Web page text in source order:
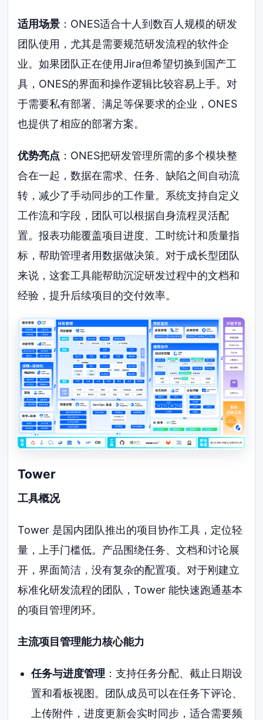
适用场景 ：ONES适合十人到数百人规模的研发
团队使用，尤其是需要规范研发流程的软件企
业。如果团队正在使用Jira但希望切换到国产工
具，ONES的界面和操作逻辑比较容易上手。对
于需要私有部署、满足等保要求的企业，ONES
也提供了相应的部署方案。
优势亮点 ：ONES把研发管理所需的多个模块整
合在一起，数据在需求、任务、缺陷之间自动流
转，减少了手动同步的工作量。系统支持自定义
工作流和字段，团队可以根据自身流程灵活配
置。报表功能覆盖项目进度、工时统计和质量指
标，帮助管理者用数据做决策。对于成长型团队
来说，这套工具能帮助沉淀研发过程中的文档和
经验，提升后续项目的交付效率。
Tower
工具概况
Tower 是国内团队推出的项目协作工具，定位轻
量，上手门槛低。产品围绕任务、文档和讨论展
开，界面简洁，没有复杂的配置项。对于刚建立
标准化研发流程的团队，Tower 能快速跑通基本
的项目管理闭环。
主流项目管理能力核心能力
任务与进度管理 ：支持任务分配、截止日期设
置和看板视图。团队成员可以在任务下评论、
上传附件，进度更新会实时同步，适合需要频